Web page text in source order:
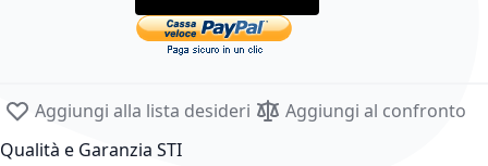
Aggiungi alla lista desideri
Aggiungi al confronto
Qualità e Garanzia STI